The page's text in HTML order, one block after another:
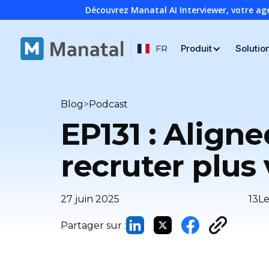
Découvrez Manatal AI Interviewer, votre
FR Produit
Blog>Podcast
EP131 :
recruter
27 juin 2025 13
Partager sur :